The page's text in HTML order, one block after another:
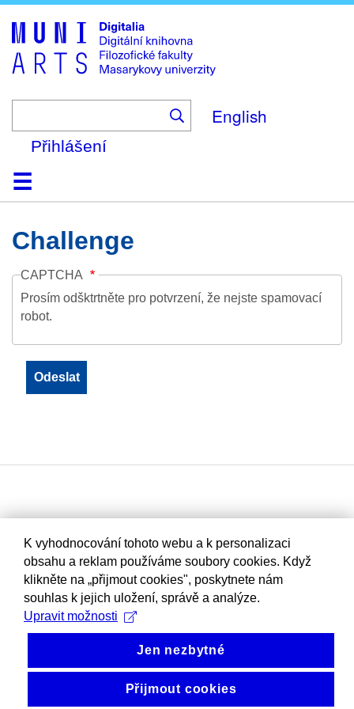
to
main
content
English
Přihlášení
DomůKolekce
Prohlížení
Vyhledávání
O platformě
Nápověda
KontaktDigitalia
Challenge
CAPTCHA
Prosím odšktrtněte pro potvrzení, že nejste spamovací
robot.
K vyhodnocování tohoto webu a k personalizaci
obsahu a reklam používáme soubory cookies. Když
klikněte na „přijmout cookies", poskytnete nám
souhlas k jejich uložení, správě a analýze.
Upravit možnosti
Jen nezbytné
Přijmout cookies